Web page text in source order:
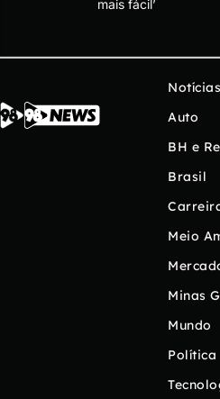
mais fácil’
Notícias
Auto
BH e
Brasil
Meio
Minas
Mundo
Política